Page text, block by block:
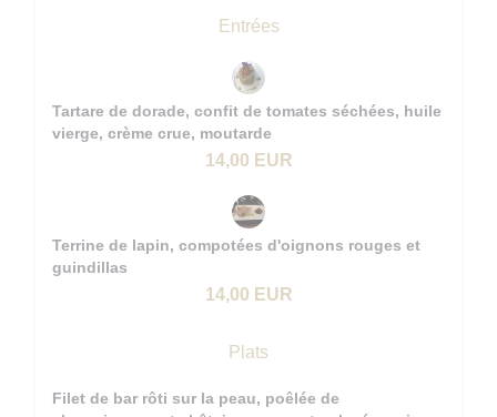
Entrées
Tartare de dorade, confit de tomates séchées, huile
vierge, crème crue, moutarde
14,00 EUR
Terrine de lapin, compotées d'oignons rouges et
guindillas
14,00 EUR
Plats
Filet de bar rôti sur la peau, poêlée de